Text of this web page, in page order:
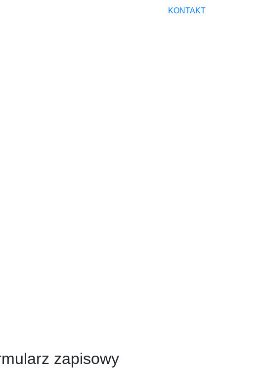
KONTAKT
zapisowy